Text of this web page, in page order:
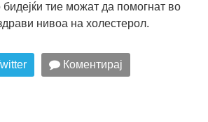
тие можат да помогнат во
нивоа на холестерол.
Коментирај